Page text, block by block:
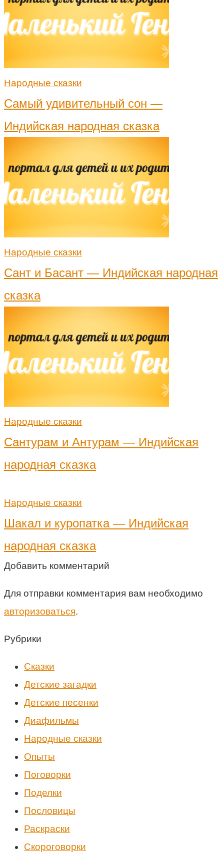
Народные сказки
Самый удивительный сон —
Индийская народная сказка
Народные сказки
Сант и Басант — Индийская народная
сказка
Народные сказки
Сантурам и Антурам — Индийская
народная сказка
Народные сказки
Шакал и куропатка — Индийская
народная сказка
Добавить комментарий
Для отправки комментария вам необходимо
авторизоваться.
Рубрики
Cказки
Детские загадки
Детские песенки
Диафильмы
Народные сказки
Опыты
Поговорки
Поделки
Пословицы
Раскраски
Скороговорки